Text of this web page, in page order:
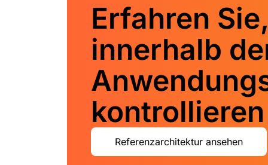
Erfahren
innerhalb
kontrollieren
Referenzarchitektur ansehen